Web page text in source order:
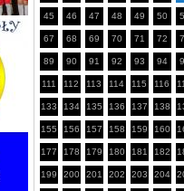
45 46 47 48 49 50
67 68 69 70 71 72
89 90 91 92 93 94
111 112 113 114 115 116
133 134 135 136 137 138
155 156 157 158 159 160
177 178 179 180 181 182
199 200 201 202 203 204